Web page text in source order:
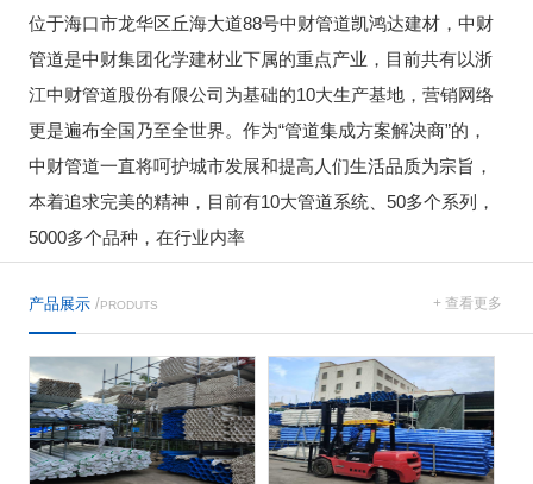
位于海口市龙华区丘海大道88号中财管道凯鸿达建材，中财
管道是中财集团化学建材业下属的重点产业，目前共有以浙
江中财管道股份有限公司为基础的10大生产基地，营销网络
更是遍布全国乃至全世界。作为“管道集成方案解决商”的，
中财管道一直将呵护城市发展和提高人们生活品质为宗旨，
本着追求完美的精神，目前有10大管道系统、50多个系列，
5000多个品种，在行业内率
产品展示 /PRODUTS + 查看更多